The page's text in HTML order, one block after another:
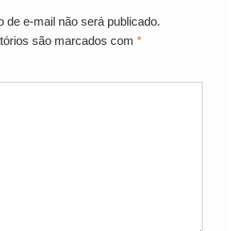
de e-mail não será publicado.
são marcados com *